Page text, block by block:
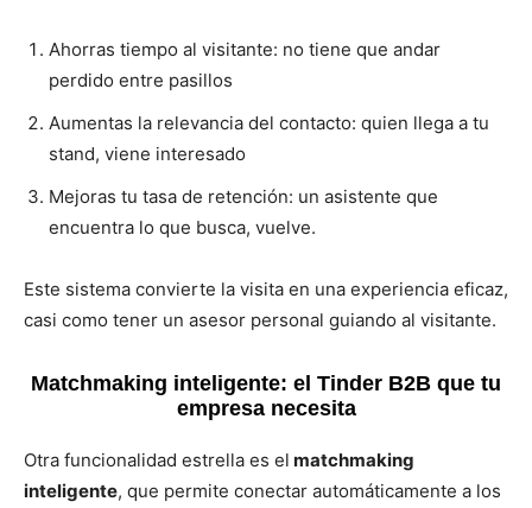
Ahorras tiempo al visitante: no tiene que andar
perdido entre pasillos
Aumentas la relevancia del contacto: quien llega a tu
stand, viene interesado
Mejoras tu tasa de retención: un asistente que
encuentra lo que busca, vuelve.
Este sistema convierte la visita en una experiencia eficaz,
casi como tener un asesor personal guiando al visitante.
Matchmaking inteligente: el Tinder B2B que tu
empresa necesita
Otra funcionalidad estrella es el matchmaking
inteligente, que permite conectar automáticamente a los